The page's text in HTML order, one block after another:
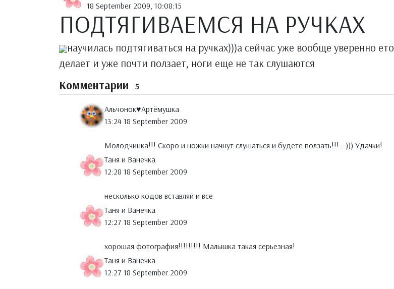
18 September 2009, 10:08:15
ПОДТЯГИВАЕМСЯ НА РУЧКАХ
научилась подтягиваться на ручках)))а сейчас уже вообще уверенно ето
делает и уже почти ползает, ноги еще не так слушаются
Комментарии 5
Альчонок♥Артёмушка
13:24 18 September 2009
Молодчинка!!! Скоро и ножки начнут слушаться и будете ползать!!! :-))) Удачки!
Таня и Ванечка
12:28 18 September 2009
несколько кодов вставляй и все
Таня и Ванечка
12:27 18 September 2009
хорошая фотография!!!!!!!!! Малышка такая серьезная!
Таня и Ванечка
12:27 18 September 2009